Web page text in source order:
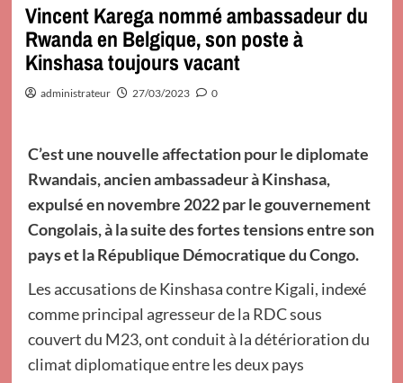
Vincent Karega nommé ambassadeur du
Rwanda en Belgique, son poste à
Kinshasa toujours vacant
administrateur 27/03/2023 0
C’est une nouvelle affectation pour le diplomate
Rwandais, ancien ambassadeur à Kinshasa,
expulsé en novembre 2022 par le gouvernement
Congolais, à la suite des fortes tensions entre son
pays et la République Démocratique du Congo.
Les accusations de Kinshasa contre Kigali, indexé
comme principal agresseur de la RDC sous
couvert du M23, ont conduit à la détérioration du
climat diplomatique entre les deux pays